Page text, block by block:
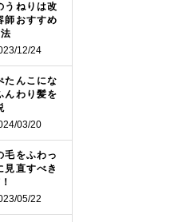
うねりは改
師おすすめ
12/24
たんこにな
んわり髪を
03/20
毛をふわっ
見直すべき
05/22